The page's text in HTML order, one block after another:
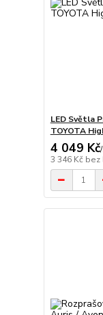
LED Světla
TOYOTA
4 049 Kč/
3 346 Kč bez